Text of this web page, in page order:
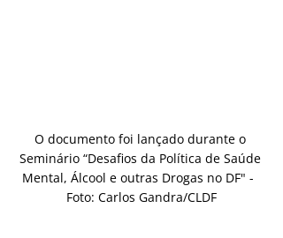
O documento foi lançado durante o
Seminário “Desafios da Política de Saúde
Mental, Álcool e outras Drogas no DF" -
Foto: Carlos Gandra/CLDF